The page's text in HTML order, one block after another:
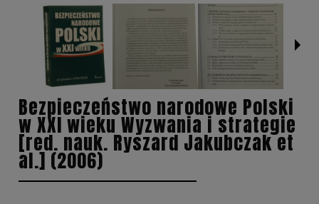
Bezpieczeństwo narodowe Polski
w XXI wieku Wyzwania i strategie
[red. nauk. Ryszard Jakubczak et
al.] (2006)